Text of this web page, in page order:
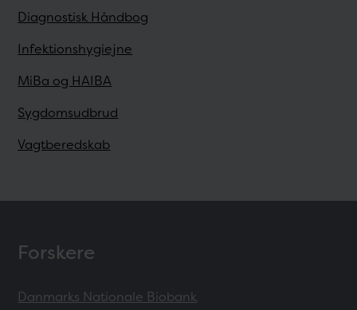
Diagnostisk Håndbog
Infektionshygiejne
MiBa og HAIBA
Sygdomsudbrud
Vagtberedskab
Forskere
Danmarks Nationale Biobank